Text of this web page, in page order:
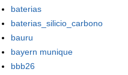
baterias
baterias_silicio_carbono
bauru
bayern munique
bbb26